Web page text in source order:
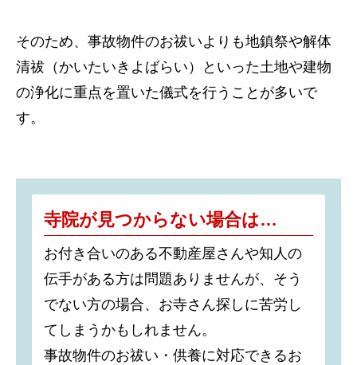
そのため、事故物件のお祓いよりも地鎮祭や解体
清祓（かいたいきよばらい）といった土地や建物
の浄化に重点を置いた儀式を行うことが多いで
す。
寺院が見つからない場合は…
お付き合いのある不動産屋さんや知人の
伝手がある方は問題ありませんが、そう
でない方の場合、お寺さん探しに苦労し
てしまうかもしれません。
事故物件のお祓い・供養に対応できるお